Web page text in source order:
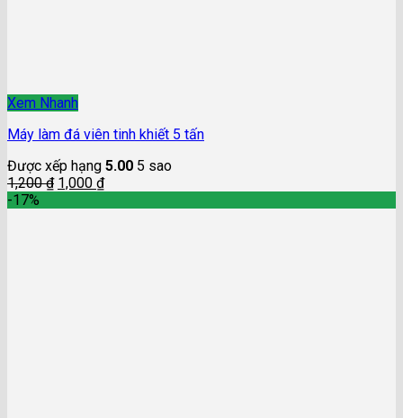
Xem Nhanh
Máy làm đá viên tinh khiết 5 tấn
Được xếp hạng 5.00 5 sao
1,200₫ 1,000 ₫
-17%